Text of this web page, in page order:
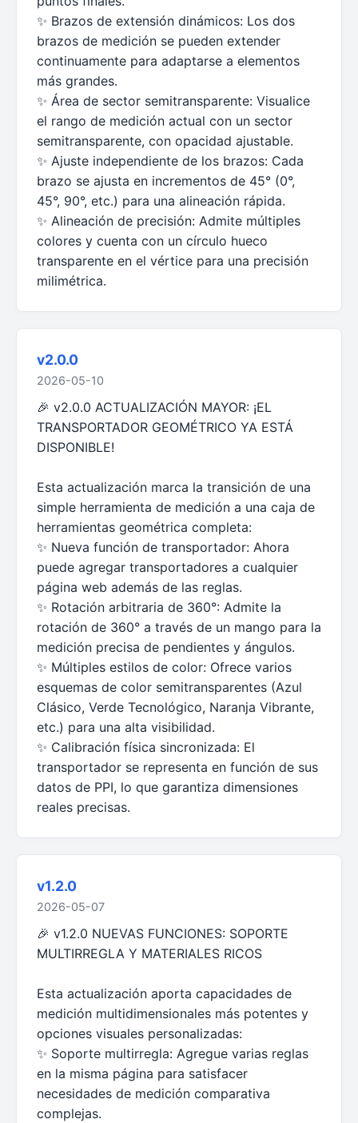
✨ Brazos de extensión dinámicos: Los dos
brazos de medición se pueden extender
continuamente para adaptarse a elementos
más grandes.
✨ Área de sector semitransparente: Visualice
el rango de medición actual con un sector
semitransparente, con opacidad ajustable.
✨ Ajuste independiente de los brazos: Cada
brazo se ajusta en incrementos de 45° (0°,
45°, 90°, etc.) para una alineación rápida.
✨ Alineación de precisión: Admite múltiples
colores y cuenta con un círculo hueco
transparente en el vértice para una precisión
milimétrica.
v2.0.0
2026-05-10
🎉 v2.0.0 ACTUALIZACIÓN MAYOR: ¡EL
TRANSPORTADOR GEOMÉTRICO YA ESTÁ
DISPONIBLE!
Esta actualización marca la transición de una
simple herramienta de medición a una caja de
herramientas geométrica completa:
✨ Nueva función de transportador: Ahora
puede agregar transportadores a cualquier
página web además de las reglas.
✨ Rotación arbitraria de 360°: Admite la
rotación de 360° a través de un mango para la
medición precisa de pendientes y ángulos.
✨ Múltiples estilos de color: Ofrece varios
esquemas de color semitransparentes (Azul
Clásico, Verde Tecnológico, Naranja Vibrante,
etc.) para una alta visibilidad.
✨ Calibración física sincronizada: El
transportador se representa en función de sus
datos de PPI, lo que garantiza dimensiones
reales precisas.
v1.2.0
2026-05-07
🎉 v1.2.0 NUEVAS FUNCIONES: SOPORTE
MULTIRREGLA Y MATERIALES RICOS
Esta actualización aporta capacidades de
medición multidimensionales más potentes y
opciones visuales personalizadas:
✨ Soporte multirregla: Agregue varias reglas
en la misma página para satisfacer
necesidades de medición comparativa
complejas.